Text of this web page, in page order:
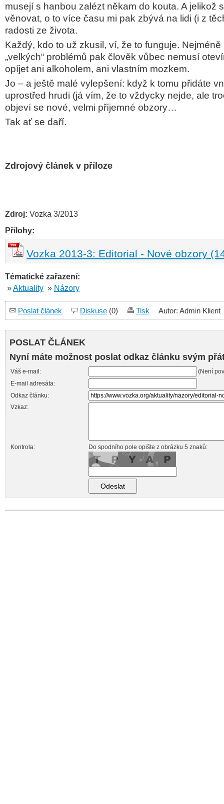
musejí s hanbou zalézt někam do kouta. A jelikož
věnovat, o to více času mi pak zbývá na lidi (i z
radosti ze života.
Každý, kdo to už zkusil, ví, že to funguje. Nejméně
„velkých“ problémů pak člověk vůbec nemusí
opíjet ani alkoholem, ani vlastním mozkem.
Jo – a ještě malé vylepšení: když k tomu přidáte
uprostřed hrudi (já vím, že to vždycky nejde, ale
objeví se nové, velmi příjemné obzory…
Tak ať se daří.
Zdrojový článek v příloze
Zdroj: Vozka 3/2013
Přílohy:
Vozka 2013-3: Editorial - Nové obzory
Tématické zařazení:
»Aktuality » Názory
Poslat článek Diskuse (0) Tisk Autor: Admin Klient
POSLAT ČLÁNEK
Nyní máte možnost poslat odkaz článku svým
Váš e-mail:
(Není
E-mail adresáta:
Odkaz článku:
Vzkaz:
Kontrola: Do spodního pole opište z obrázku 5 znaků: